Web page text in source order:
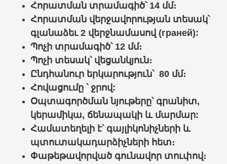
Հորատման տրամագիծ՝ 14 մմ։
Հորատման վերջավորության տեսակ՝
գլանաձեւ 2 վերջնամասով (граней):
Պոչի տրամագիծ՝ 12 մմ։
Պոչի տեսակ՝ վեցանկյուն։
Ընդհանուր երկարություն՝ 80 մմ։
Հովացումը ՝ ջրով:
Օպտագործման նյութերը՝ գրանիտ,
կերամիկա, ճենապակի և մարմար:
Համատեղելի է՝գայլիկոնիչների և
պտուտակադարձիչների հետ։
Փաթեթավորված գունավոր տուփով։